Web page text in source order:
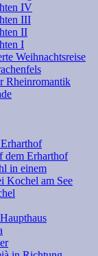
IV
III
II
I
Weihnachtsreise
Rheinromantik
dem Erharthof
in einem
Kochel am See